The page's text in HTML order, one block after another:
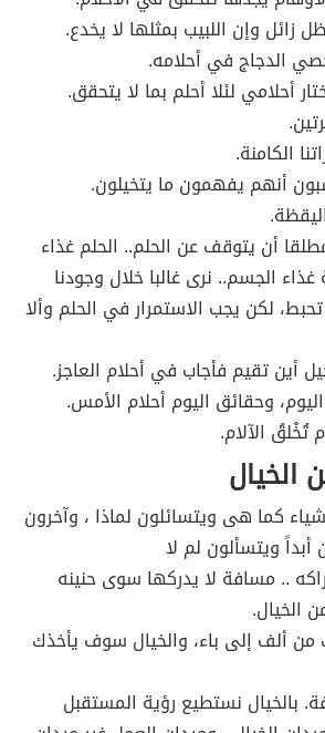
زائل وإن اللبيب بمثلها لا يخدع.
الدجاج في أحلامه.
لئلا أحلم بما لا يتحقق.
الكامنة.
أنهم يفهمون ما يتخيلون.
أن يتوقف عن الحلم.. الحلم غذاء
الجسم.. نرى غالبا خلال وجودنا
تحبط، لكن يجب الاستمرار في الحلم وألا
أين تقيم فأجاب في أحلام العاجز.
وحقائق اليوم أحلام الأمس.
تُخْلقُ الآلام.
الخيال
كما هى ويتسائلون لماذا ، وآخرون
ويتسألون لم لا
.. مسافة لا يدركها سوى حنينه
الخيال.
ألف إلى باء، والخيال سوف يأخذك
بالخيال نستطيع رؤية المستقبل